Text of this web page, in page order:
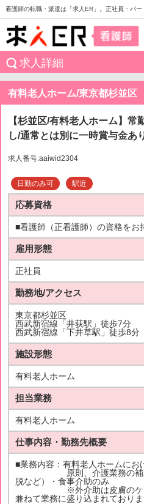
看護師の転職・派遣は「求人ER」。正社員・パ
求人詳細
有料老人ホーム/東京都杉並区
【杉並区/有料老人ホーム】
し/通常とは別に一時賞与金あ
求人番号:aaiwid2304
日勤のみ可 駅近
応募資格
■看護師（正看護師）の資格をお
雇用形態
正社員
勤務地/アクセス
東京都杉並区
西武新宿線「井荻駅」徒歩7分
西武新宿線「下井草駅」徒歩8分
施設形態
有料老人ホーム
担当業務
有料老人ホーム
仕事内容・勤務先概要
■業務内容：有料老人ホームにお
原則、介護業務の補助は
脱など）・食事介助のみ
※外介助は皮膚のケア、
兼ねて業務に盛り込まれており